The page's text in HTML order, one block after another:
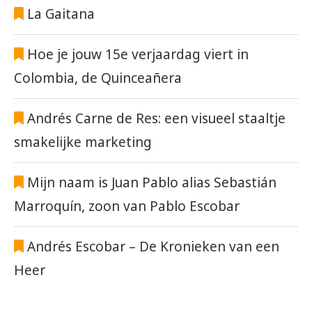
La Gaitana
Hoe je jouw 15e verjaardag viert in
Colombia, de Quinceañera
Andrés Carne de Res: een visueel staaltje
smakelijke marketing
Mijn naam is Juan Pablo alias Sebastián
Marroquín, zoon van Pablo Escobar
Andrés Escobar – De Kronieken van een
Heer